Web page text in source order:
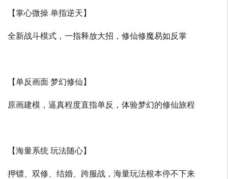
【掌心微操 单指逆天】
全新战斗模式，一指释放大招，修仙修魔易如反掌
【单反画面 梦幻修仙】
原画建模，逼真程度直指单反，体验梦幻的修仙旅程
【海量系统 玩法随心】
押镖、双修、结婚、跨服战，海量玩法根本停不下来